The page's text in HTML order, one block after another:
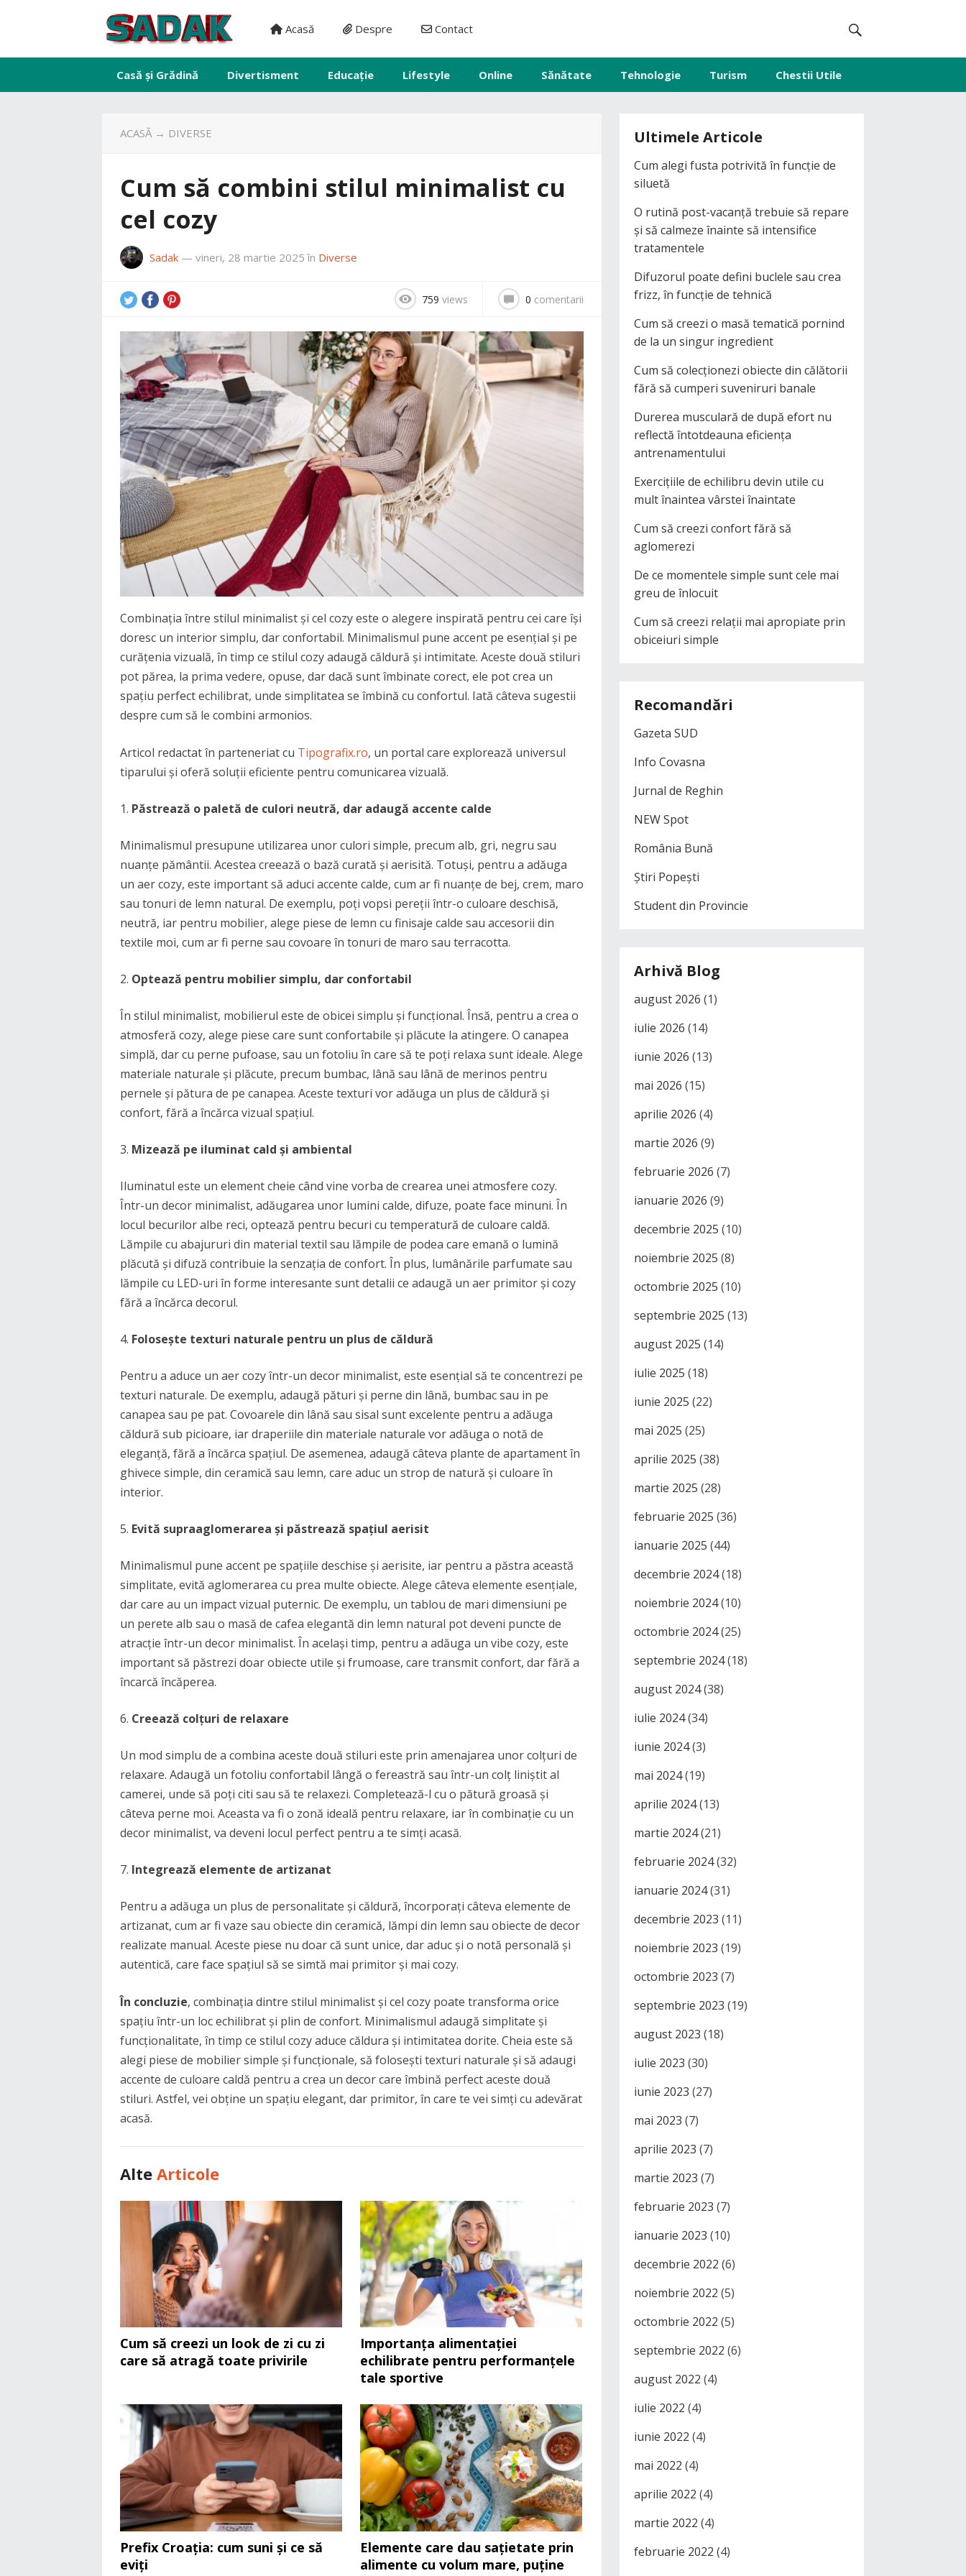
Acasă Despre Contact
Casă și Grădină Divertisment Educație Lifestyle Online Sănătate Tehnologie Turism Chestii Utile
ACASĂ→ DIVERSE
Cum să combini stilul minimalist cu
cel cozy
Sadak — vineri, 28 martie 2025 în Diverse
759 views 0 comentarii
Combinația între stilul minimalist și cel cozy este o alegere inspirată pentru cei care își
doresc un interior simplu, dar confortabil. Minimalismul pune accent pe esențial și pe
curățenia vizuală, în timp ce stilul cozy adaugă căldură și intimitate. Aceste două stiluri
pot părea, la prima vedere, opuse, dar dacă sunt îmbinate corect, ele pot crea un
spațiu perfect echilibrat, unde simplitatea se îmbină cu confortul. Iată câteva sugestii
despre cum să le combini armonios.
Articol redactat în parteneriat cu Tipografix.ro, un portal care explorează universul
tiparului și oferă soluții eficiente pentru comunicarea vizuală.
Păstrează o paletă de culori neutră, dar adaugă accente calde
Minimalismul presupune utilizarea unor culori simple, precum alb, gri, negru sau
nuanțe pământii. Acestea creează o bază curată și aerisită. Totuși, pentru a adăuga
un aer cozy, este important să aduci accente calde, cum ar fi nuanțe de bej, crem, maro
sau tonuri de lemn natural. De exemplu, poți vopsi pereții într-o culoare deschisă,
neutră, iar pentru mobilier, alege piese de lemn cu finisaje calde sau accesorii din
textile moi, cum ar fi perne sau covoare în tonuri de maro sau terracotta.
Optează pentru mobilier simplu, dar confortabil
În stilul minimalist, mobilierul este de obicei simplu și funcțional. Însă, pentru a crea o
atmosferă cozy, alege piese care sunt confortabile și plăcute la atingere. O canapea
simplă, dar cu perne pufoase, sau un fotoliu în care să te poți relaxa sunt ideale. Alege
materiale naturale și plăcute, precum bumbac, lână sau lână de merinos pentru
pernele și pătura de pe canapea. Aceste texturi vor adăuga un plus de căldură și
confort, fără a încărca vizual spațiul.
Mizează pe iluminat cald și ambiental
Iluminatul este un element cheie când vine vorba de crearea unei atmosfere cozy.
Într-un decor minimalist, adăugarea unor lumini calde, difuze, poate face minuni. În
locul becurilor albe reci, optează pentru becuri cu temperatură de culoare caldă.
Lămpile cu abajururi din material textil sau lămpile de podea care emană o lumină
plăcută și difuză contribuie la senzația de confort. În plus, lumânările parfumate sau
lămpile cu LED-uri în forme interesante sunt detalii ce adaugă un aer primitor și cozy
fără a încărca decorul.
Folosește texturi naturale pentru un plus de căldură
Pentru a aduce un aer cozy într-un decor minimalist, este esențial să te concentrezi pe
texturi naturale. De exemplu, adaugă pături și perne din lână, bumbac sau in pe
canapea sau pe pat. Covoarele din lână sau sisal sunt excelente pentru a adăuga
căldură sub picioare, iar draperiile din materiale naturale vor adăuga o notă de
eleganță, fără a încărca spațiul. De asemenea, adaugă câteva plante de apartament în
ghivece simple, din ceramică sau lemn, care aduc un strop de natură și culoare în
interior.
Evită supraaglomerarea și păstrează spațiul aerisit
Minimalismul pune accent pe spațiile deschise și aerisite, iar pentru a păstra această
simplitate, evită aglomerarea cu prea multe obiecte. Alege câteva elemente esențiale,
dar care au un impact vizual puternic. De exemplu, un tablou de mari dimensiuni pe
un perete alb sau o masă de cafea elegantă din lemn natural pot deveni puncte de
atracție într-un decor minimalist. În același timp, pentru a adăuga un vibe cozy, este
important să păstrezi doar obiecte utile și frumoase, care transmit confort, dar fără a
încarcă încăperea.
Creează colțuri de relaxare
Un mod simplu de a combina aceste două stiluri este prin amenajarea unor colțuri de
relaxare. Adaugă un fotoliu confortabil lângă o fereastră sau într-un colț liniștit al
camerei, unde să poți citi sau să te relaxezi. Completează-l cu o pătură groasă și
câteva perne moi. Aceasta va fi o zonă ideală pentru relaxare, iar în combinație cu un
decor minimalist, va deveni locul perfect pentru a te simți acasă.
Integrează elemente de artizanat
Pentru a adăuga un plus de personalitate și căldură, încorporați câteva elemente de
artizanat, cum ar fi vaze sau obiecte din ceramică, lămpi din lemn sau obiecte de decor
realizate manual. Aceste piese nu doar că sunt unice, dar aduc și o notă personală și
autentică, care face spațiul să se simtă mai primitor și mai cozy.
În concluzie, combinația dintre stilul minimalist și cel cozy poate transforma orice
spațiu într-un loc echilibrat și plin de confort. Minimalismul adaugă simplitate și
funcționalitate, în timp ce stilul cozy aduce căldura și intimitatea dorite. Cheia este să
alegi piese de mobilier simple și funcționale, să folosești texturi naturale și să adaugi
accente de culoare caldă pentru a crea un decor care îmbină perfect aceste două
stiluri. Astfel, vei obține un spațiu elegant, dar primitor, în care te vei simți cu adevărat
acasă.
Alte Articole
Cum să creezi un look de zi cu zi
care să atragă toate privirile
Importanța alimentației
echilibrate pentru performanțele
tale sportive
Prefix Croația: cum suni și ce să
eviți
Elemente care dau sațietate prin
alimente cu volum mare, puține
Ultimele Articole
Cum alegi fusta potrivită în funcție de
siluetă
O rutină post-vacanță trebuie să repare
și să calmeze înainte să intensifice
tratamentele
Difuzorul poate defini buclele sau crea
frizz, în funcție de tehnică
Cum să creezi o masă tematică pornind
de la un singur ingredient
Cum să colecționezi obiecte din călătorii
fără să cumperi suveniruri banale
Durerea musculară de după efort nu
reflectă întotdeauna eficiența
antrenamentului
Exercițiile de echilibru devin utile cu
mult înaintea vârstei înaintate
Cum să creezi confort fără să
aglomerezi
De ce momentele simple sunt cele mai
greu de înlocuit
Cum să creezi relații mai apropiate prin
obiceiuri simple
Recomandări
Gazeta SUD
Info Covasna
Jurnal de Reghin
NEW Spot
România Bună
Știri Popești
Student din Provincie
Arhivă Blog
august 2026 (1)
iulie 2026 (14)
iunie 2026 (13)
mai 2026 (15)
aprilie 2026 (4)
martie 2026 (9)
februarie 2026 (7)
ianuarie 2026 (9)
decembrie 2025 (10)
noiembrie 2025 (8)
octombrie 2025 (10)
septembrie 2025 (13)
august 2025 (14)
iulie 2025 (18)
iunie 2025 (22)
mai 2025 (25)
aprilie 2025 (38)
martie 2025 (28)
februarie 2025 (36)
ianuarie 2025 (44)
decembrie 2024(18)
noiembrie 2024(10)
octombrie 2024(25)
septembrie 2024(18)
august 2024(38)
iulie 2024(34)
iunie 2024(3)
mai 2024(19)
aprilie 2024(13)
martie 2024(21)
februarie 2024(32)
ianuarie 2024(31)
decembrie 2023 (11)
noiembrie 2023 (19)
octombrie 2023 (7)
septembrie 2023 (19)
august 2023 (18)
iulie 2023 (30)
iunie 2023 (27)
mai 2023 (7)
aprilie 2023 (7)
martie 2023 (7)
februarie 2023 (7)
ianuarie 2023 (10)
decembrie 2022 (6)
noiembrie 2022 (5)
octombrie 2022 (5)
septembrie 2022 (6)
august 2022 (4)
iulie 2022 (4)
iunie 2022 (4)
mai 2022 (4)
aprilie 2022 (4)
martie 2022 (4)
februarie 2022 (4)